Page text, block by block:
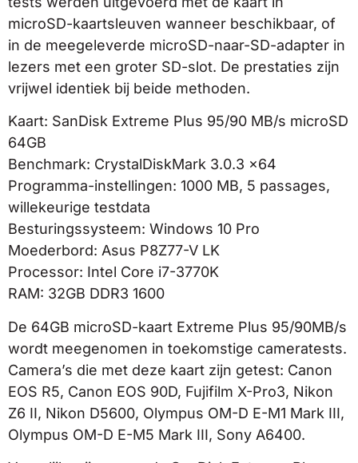
microSD-kaartsleuven wanneer beschikbaar, of
in de meegeleverde microSD-naar-SD-adapter in
lezers met een groter SD-slot. De prestaties zijn
vrijwel identiek bij beide methoden.
Kaart: SanDisk Extreme Plus 95/90 MB/s microSD
64GB
Benchmark: CrystalDiskMark 3.0.3 x64
Programma-instellingen: 1000 MB, 5 passages,
willekeurige testdata
Besturingssysteem: Windows 10 Pro
Moederbord: Asus P8Z77-V LK
Processor: Intel Core i7-3770K
RAM: 32GB DDR3 1600
De 64GB microSD-kaart Extreme Plus 95/90MB/s
wordt meegenomen in toekomstige cameratests.
Camera’s die met deze kaart zijn getest: Canon
EOS R5, Canon EOS 90D, Fujifilm X-Pro3, Nikon
Z6 II, Nikon D5600, Olympus OM-D E-M1 Mark III,
Olympus OM-D E-M5 Mark III, Sony A6400.